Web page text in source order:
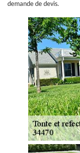
demande de devis.